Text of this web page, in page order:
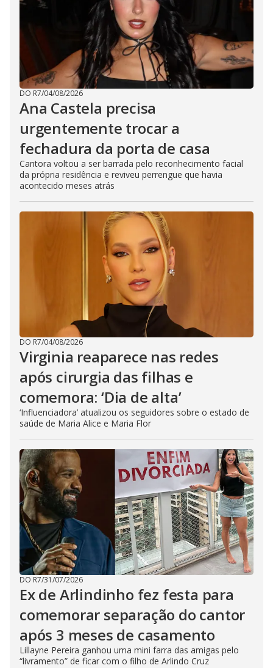
DO R7/04/08/2026
Ana Castela precisa
urgentemente trocar a
fechadura da porta de casa
Cantora voltou a ser barrada pelo reconhecimento facial
da própria residência e reviveu perrengue que havia
acontecido meses atrás
DO R7/04/08/2026
Virginia reaparece nas redes
após cirurgia das filhas e
comemora: ‘Dia de alta’
‘Influenciadora’ atualizou os seguidores sobre o estado de
saúde de Maria Alice e Maria Flor
DO R7/31/07/2026
Ex de Arlindinho fez festa para
comemorar separação do cantor
após 3 meses de casamento
Lillayne Pereira ganhou uma mini farra das amigas pelo
“livramento” de ficar com o filho de Arlindo Cruz